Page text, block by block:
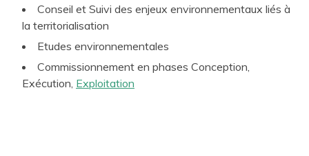
Conseil et Suivi des enjeux environnementaux liés à
la territorialisation
Etudes environnementales
Commissionnement en phases Conception,
Exécution, Exploitation